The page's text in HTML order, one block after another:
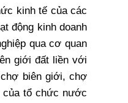
kinh tế của các
động kinh doanh
qua cơ quan
giới đất liền với
biên giới, chợ
của tổ chức nước